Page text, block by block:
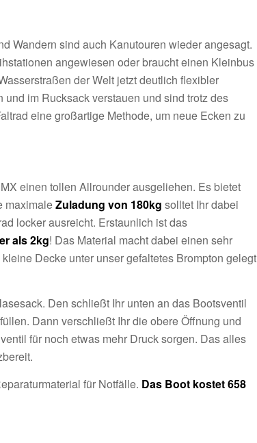
Wandern sind auch Kanutouren wieder angesagt.
angewiesen oder braucht einen Kleinbus
der Welt jetzt deutlich flexibler
im Rucksack verstauen und sind trotz des
eine großartige Methode, um neue Ecken zu
einen tollen Allrounder ausgeliehen. Es bietet
maximaleZuladung von 180kg solltet Ihr dabei
locker ausreicht. Erstaunlich ist das
als 2kg! Das Material macht dabei einen sehr
Decke unter unser gefaltetes Brompton gelegt
Den schließt Ihr unten an das Bootsventil
Dann verschließt Ihr die obere Öffnung und
für noch etwas mehr Druck sorgen. Das alles
für Notfälle. Das Boot kostet 658